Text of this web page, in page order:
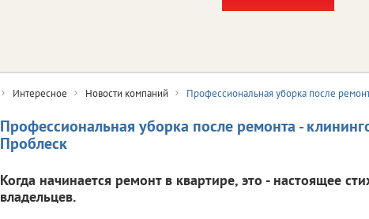
Интересное Новости компаний Профессиональная уборка после
Профессиональная уборка после ремонта -
Проблеск
Когда начинается ремонт в квартире, это - настоящее
владельцев.